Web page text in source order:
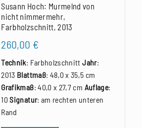
Susann Hoch: Murmelnd von
nicht nimmermehr,
Farbholzschnitt, 2013
260,00 €
Technik: FarbholzschnittJahr:
2013 Blattmaß: 48,0 x 35,5 cm
Grafikmaß: 40,0 x 27,7 cm Auflage:
10Signatur: am rechten unteren
Rand